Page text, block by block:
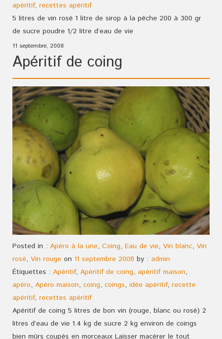
apéritif, recettes apéritif
5 litres de vin rosé 1 litre de sirop à la pêche 200 à 300 gr
de sucre poudre 1/2 litre d’eau de vie
11 septembre, 2008
Apéritif de coing
Posted in : Apéro à la une, Coing, Eau de vie, Vin blanc, Vin
rosé, Vin rouge on 11 septembre 2008 by : admin
Étiquettes : Apéritif, Apéritif de coing, apéritif maison,
apéro, Apéro maison, coing, coings, idée apéritif, recette
apéritif, recettes apéritif
Apéritif de coing 5 litres de bon vin (rouge, blanc ou rosé) 2
litres d’eau de vie 1.4 kg de sucre 2 kg environ de coings
bien mûrs coupés en morceaux Laisser macérer le tout